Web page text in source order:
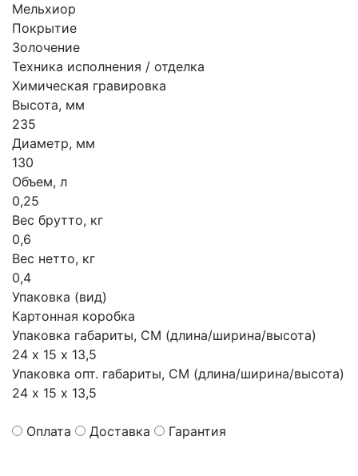
Мельхиор
Покрытие
Золочение
Техника исполнения / отделка
Химическая гравировка
Высота, мм
235
Диаметр, мм
130
Объем, л
0,25
Вес брутто, кг
0,6
Вес нетто, кг
0,4
Упаковка (вид)
Картонная коробка
Упаковка габариты, СМ (длина/ширина/высота)
24 х 15 х 13,5
Упаковка опт. габариты, СМ (длина/ширина/высота)
24 х 15 х 13,5
Оплата Доставка Гарантия